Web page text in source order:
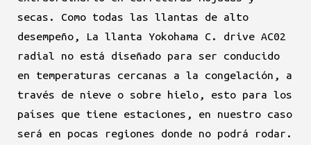
secas. Como todas las llantas de alto
desempeño, La llanta Yokohama C. drive AC02
radial no está diseñado para ser conducido
en temperaturas cercanas a la congelación, a
través de nieve o sobre hielo, esto para los
países que tiene estaciones, en nuestro caso
será en pocas regiones donde no podrá rodar.